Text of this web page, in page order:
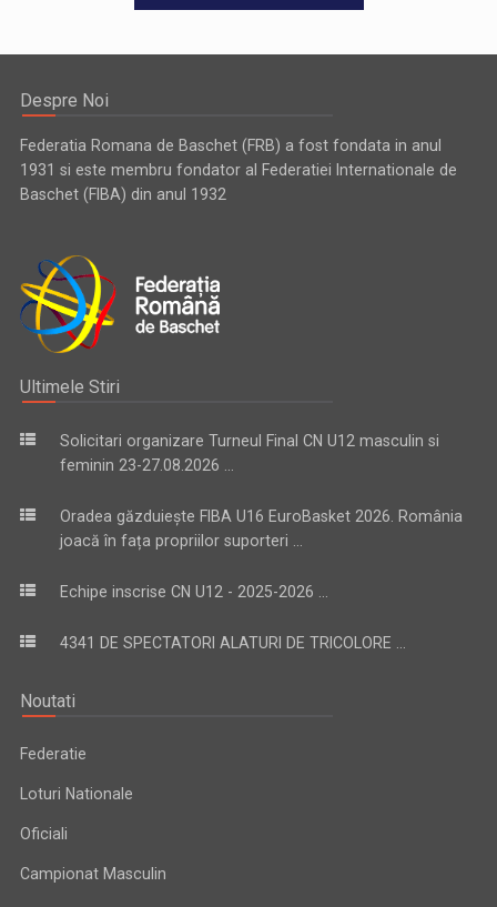
Despre Noi
Federatia Romana de Baschet (FRB) a fost fondata in anul
1931 si este membru fondator al Federatiei Internationale de
Baschet (FIBA) din anul 1932
Ultimele Stiri
Solicitari organizare Turneul Final CN U12 masculin si
feminin 23-27.08.2026 ...
Oradea găzduiește FIBA U16 EuroBasket 2026. România
joacă în fața propriilor suporteri ...
Echipe inscrise CN U12 - 2025-2026 ...
4341 DE SPECTATORI ALATURI DE TRICOLORE ...
Noutati
Federatie
Loturi Nationale
Oficiali
Campionat Masculin